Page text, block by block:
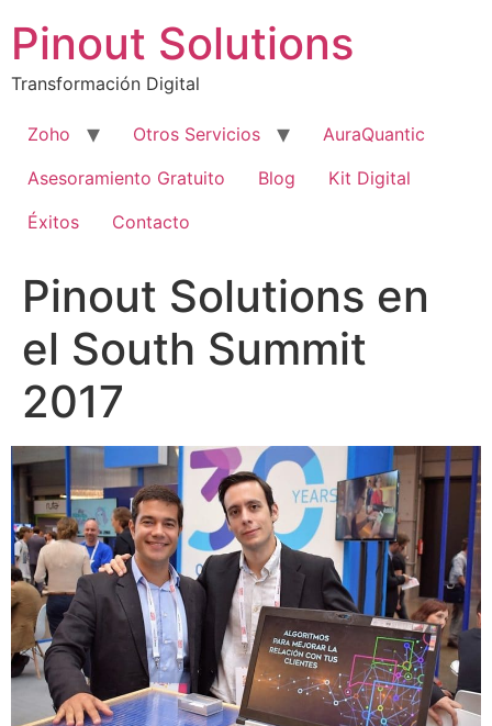
Pinout Solutions
Transformación Digital
Zoho Otros Servicios
AuraQuantic
Asesoramiento Gratuito
Blog
Kit Digital
Éxitos
Contacto
Pinout Solutions en
el South Summit
2017